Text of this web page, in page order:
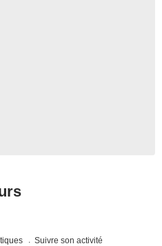
Suivre son activité